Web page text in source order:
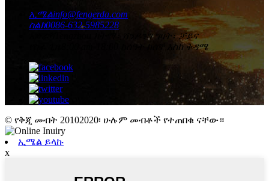
ኢሜልinfo@fengerda.com
ስልክ0086-632-5985228
Tengzhou ከተማ፣ ሻንዶንግ ግዛት፣ ቻይና
8:00 am-18:00 ከሰዓት ከሰኞ እስከ ቅዳሜ
© የቅጂ መብት 20102020፡ ሁሉም መብቶች የተጠበቁ ናቸው።
ኢሜል ይላኩ
x